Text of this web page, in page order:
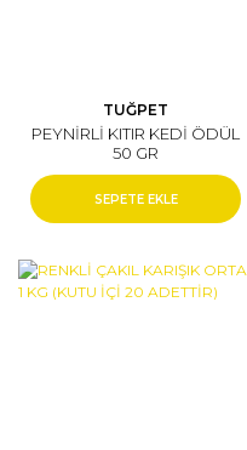
TUĞPET
PEYNİRLİ KITIR KEDİ ÖDÜL
50 GR
SEPETE EKLE